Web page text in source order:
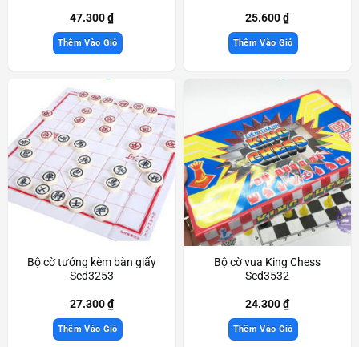
47.300₫
Thêm Vào Giỏ
25.600₫
Thêm Vào Giỏ
Bộ cờ tướng kèm bàn giấy
Scd3253
27.300₫
Thêm Vào Giỏ
Bộ cờ vua King Chess
Scd3532
24.300₫
Thêm Vào Giỏ